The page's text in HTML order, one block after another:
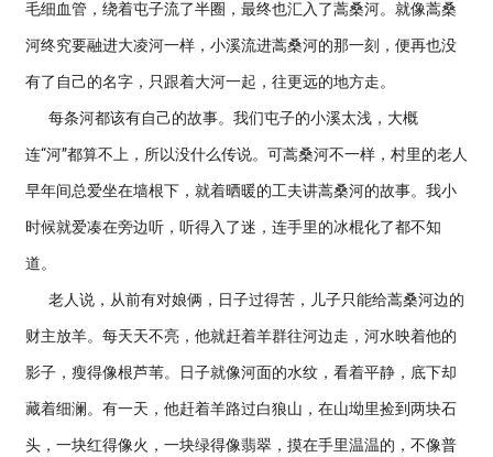
毛细血管，绕着屯子流了半圈，最终也汇入了蒿桑河。就像蒿桑
河终究要融进大凌河一样，小溪流进蒿桑河的那一刻，便再也没
有了自己的名字，只跟着大河一起，往更远的地方走。
每条河都该有自己的故事。我们屯子的小溪太浅，大概
连“河”都算不上，所以没什么传说。可蒿桑河不一样，村里的老人
早年间总爱坐在墙根下，就着晒暖的工夫讲蒿桑河的故事。我小
时候就爱凑在旁边听，听得入了迷，连手里的冰棍化了都不知
道。
老人说，从前有对娘俩，日子过得苦，儿子只能给蒿桑河边的
财主放羊。每天天不亮，他就赶着羊群往河边走，河水映着他的
影子，瘦得像根芦苇。日子就像河面的水纹，看着平静，底下却
藏着细澜。有一天，他赶着羊路过白狼山，在山坳里捡到两块石
头，一块红得像火，一块绿得像翡翠，摸在手里温温的，不像普